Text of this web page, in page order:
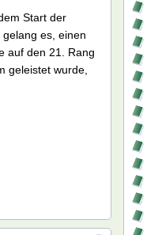
Start der
es, einen
auf den 21. Rang
geleistet wurde,